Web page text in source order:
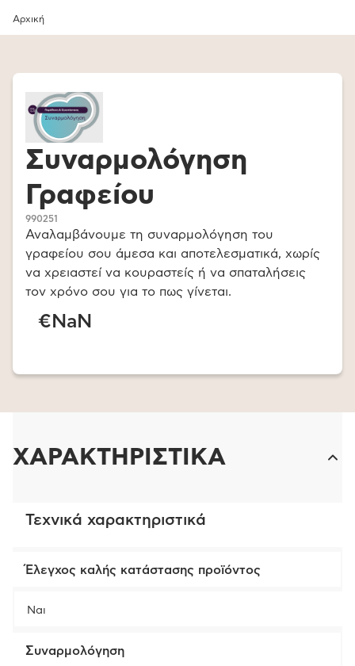
Αρχική
Συναρμολόγηση
Γραφείου
990251
Αναλαμβάνουμε τη συναρμολόγηση του
γραφείου σου άμεσα και αποτελεσματικά, χωρίς
να χρειαστεί να κουραστείς ή να σπαταλήσεις
τον χρόνο σου για το πως γίνεται.
€NaN
ΧΑΡΑΚΤΗΡΙΣΤΙΚΑ
Τεχνικά χαρακτηριστικά
Έλεγχος καλής κατάστασης προϊόντος
Ναι
Συναρμολόγηση